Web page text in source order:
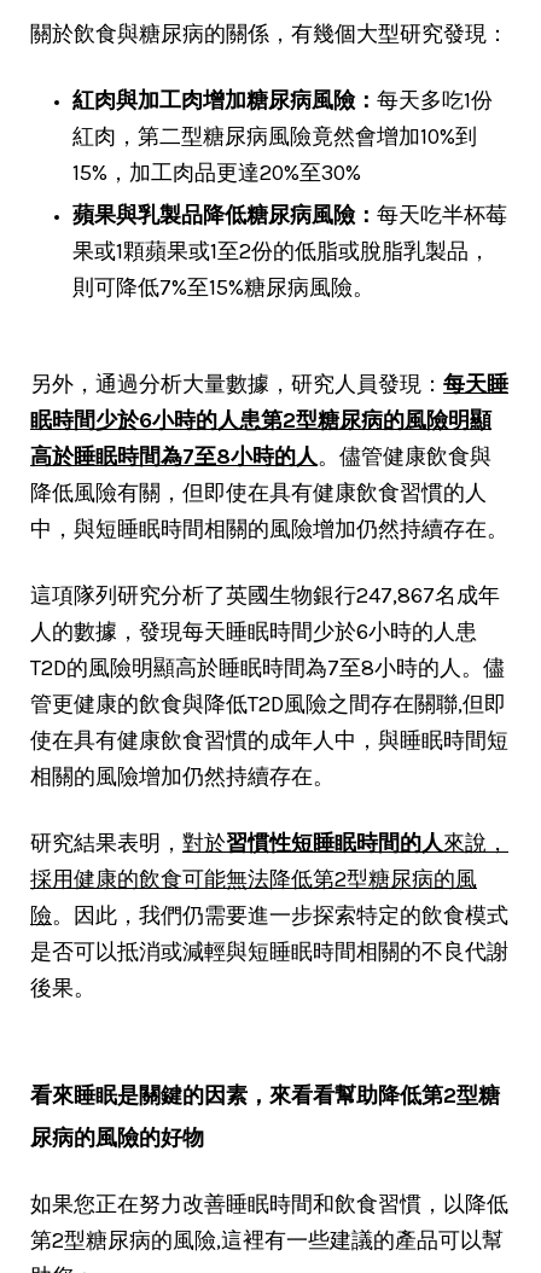
關於飲食與糖尿病的關係，有幾個大型研究發現：
紅肉與加工肉增加糖尿病風險： 每天多吃1份
紅肉，第二型糖尿病風險竟然會增加10%到
15%，加工肉品更達20%至30%
蘋果與乳製品降低糖尿病風險： 每天吃半杯莓
果或1顆蘋果或1至2份的低脂或脫脂乳製品，
則可降低7%至15%糖尿病風險。
另外，通過分析大量數據，研究人員發現： 每天睡
眠時間少於6小時的人患第2型糖尿病的風險明顯
高於睡眠時間為7至8小時的人。儘管健康飲食與
降低風險有關，但即使在具有健康飲食習慣的人
中，與短睡眠時間相關的風險增加仍然持續存在。
這項隊列研究分析了英國生物銀行247,867名成年
人的數據，發現每天睡眠時間少於6小時的人患
T2D的風險明顯高於睡眠時間為7至8小時的人。儘
管更健康的飲食與降低T2D風險之間存在關聯,但即
使在具有健康飲食習慣的成年人中，與睡眠時間短
相關的風險增加仍然持續存在。
研究結果表明， 對於習慣性短睡眠時間的人來說，
採用健康的飲食可能無法降低第2型糖尿病的風
險。因此，我們仍需要進一步探索特定的飲食模式
是否可以抵消或減輕與短睡眠時間相關的不良代謝
後果。
看來睡眠是關鍵的因素，來看看幫助降低第2型糖
尿病的風險的好物
如果您正在努力改善睡眠時間和飲食習慣，以降低
第2型糖尿病的風險,這裡有一些建議的產品可以幫